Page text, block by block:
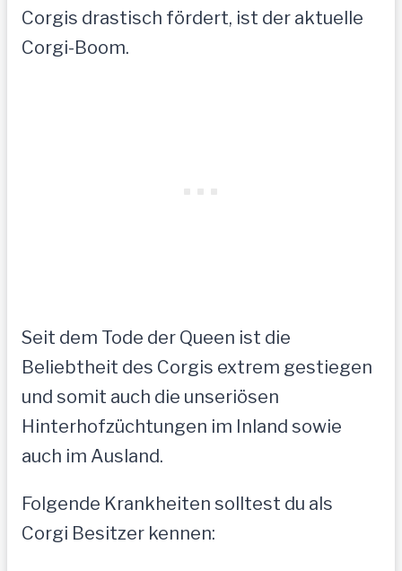
Corgis drastisch fördert, ist der aktuelle
Corgi-Boom.
Seit dem Tode der Queen ist die
Beliebtheit des Corgis extrem gestiegen
und somit auch die unseriösen
Hinterhofzüchtungen im Inland sowie
auch im Ausland.
Folgende Krankheiten solltest du als
Corgi Besitzer kennen: